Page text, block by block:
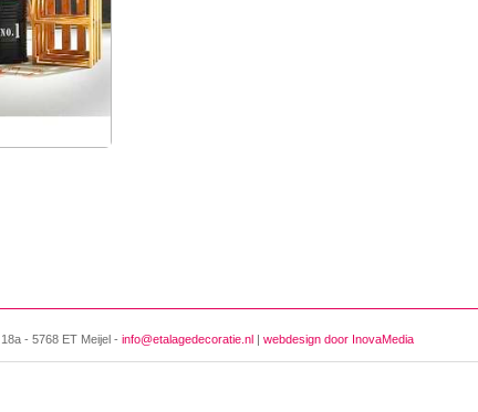
- 5768 ET Meijel - info@etalagedecoratie.nl | webdesign door InovaMedia